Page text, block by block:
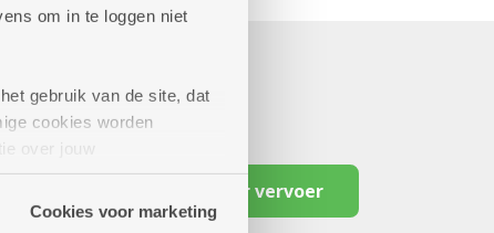
om in te loggen niet
gebruik van de site, dat
cookies worden
over jouw
kunnen deze gegevens
Cookies voor marketing
Reserveer vervoer